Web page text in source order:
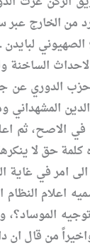
من الخارج
الساخنة
حزب الدوري
الدين
الاصح، ثم
كلمة حق لا
امر في
اعلام
الموساد؟،
من قال